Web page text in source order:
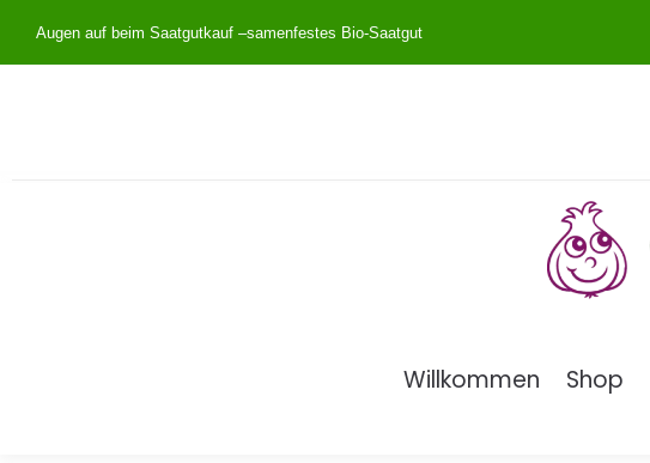
Augen auf beim Saatgutkauf –samenfestes Bio-Saatgut
Willkommen Shop